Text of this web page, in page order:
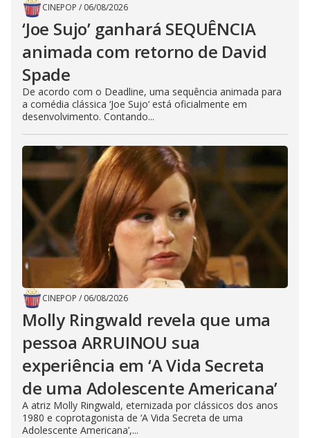
CINEPOP / 06/08/2026
‘Joe Sujo’ ganhará SEQUÊNCIA
animada com retorno de David
Spade
De acordo com o Deadline, uma sequência animada para
a comédia clássica ‘Joe Sujo‘ está oficialmente em
desenvolvimento. Contando...
CINEPOP / 06/08/2026
Molly Ringwald revela que uma
pessoa ARRUINOU sua
experiência em ‘A Vida Secreta
de uma Adolescente Americana’
A atriz Molly Ringwald, eternizada por clássicos dos anos
1980 e coprotagonista de ‘A Vida Secreta de uma
Adolescente Americana’,...